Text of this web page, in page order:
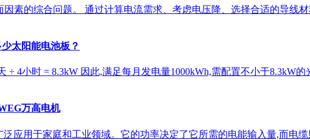
因素的综合问题。 通过计算电流需求、考虑电压降、选择合适的导线
太阳能电池板？
÷ 4小时 = 8.3kW 因此,满足每月发电量1000kWh,需配置不小于8.3kW
万高电机
应用于家庭和工业领域。它的功率决定了它所需的电能输入量,而电